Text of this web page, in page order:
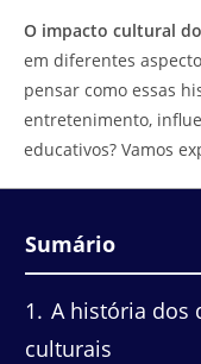
O impacto cultural
em diferentes
pensar como essas
entretenimento,
educativos? Vamos
Sumário
1
A história dos
culturais